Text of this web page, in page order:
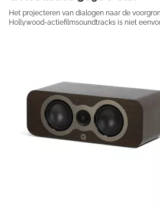
Het projecteren van dialogen naar de
Hollywood-actiefilmsoundtracks is niet